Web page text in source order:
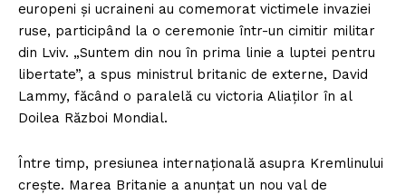
europeni și ucraineni au comemorat victimele invaziei
ruse, participând la o ceremonie într-un cimitir militar
din Lviv. „Suntem din nou în prima linie a luptei pentru
libertate”, a spus ministrul britanic de externe, David
Lammy, făcând o paralelă cu victoria Aliaților în al
Doilea Război Mondial.
Între timp, presiunea internațională asupra Kremlinului
crește. Marea Britanie a anunțat un nou val de